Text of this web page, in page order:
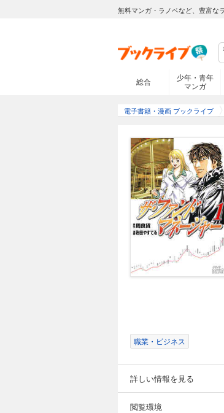
無料マンガ・ラノベなど、豊富な
総合
少年・青年
マンガ
電子書籍・漫画 ブックライブ
職業・ビジネス
詳しい情報を見る
閲覧環境